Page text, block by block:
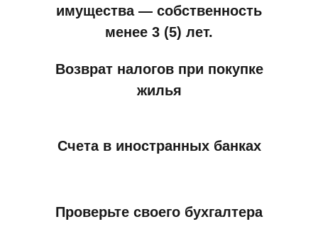
имущества — собственность
менее 3 (5) лет.
Возврат налогов при покупке
жилья
Счета в иностранных банках
Проверьте своего бухгалтера